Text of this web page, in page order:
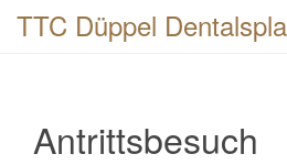
TTC Düppel
Antrittsbesuch